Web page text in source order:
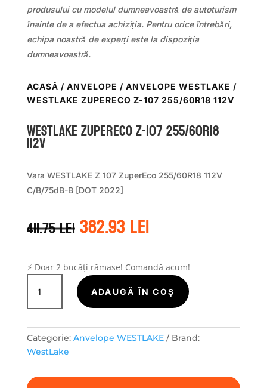
produsului cu modelul dumneavoastră de autoturism
înainte de a efectua achiziția. Pentru orice întrebări,
echipa noastră de experți este la dispoziția
dumneavoastră.
ACASĂ / ANVELOPE / ANVELOPE WESTLAKE /
WESTLAKE ZUPERECO Z-107 255/60R18 112V
WestLake ZUPERECO Z-107 255/60R18
112V
Vara WESTLAKE Z 107 ZuperEco 255/60R18 112V
C/B/75dB-B [DOT 2022]
411.75leiPrețul
inițial
fost:
411.75 lei.
382.93leiPrețul
curent
382.93 lei.
⚡ Doar 2 bucăți rămase! Comandă acum!
Cantitate
WestLake
ZUPERECO
107
255/60R18
ADAUGĂ ÎN COȘ
Categorie: Anvelope WESTLAKE
Brand:
WestLake